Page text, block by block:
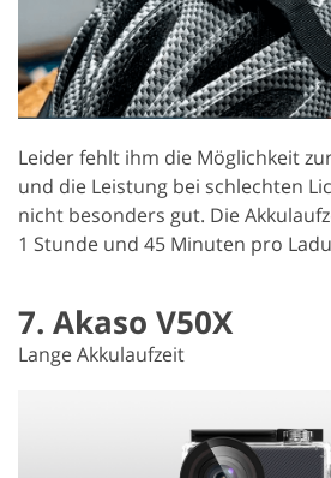
Leider fehlt ihm die Möglichkeit
und die Leistung bei schlechten
nicht besonders gut. Die
1 Stunde und 45 Minuten pro
7. Akaso V50X
Lange Akkulaufzeit